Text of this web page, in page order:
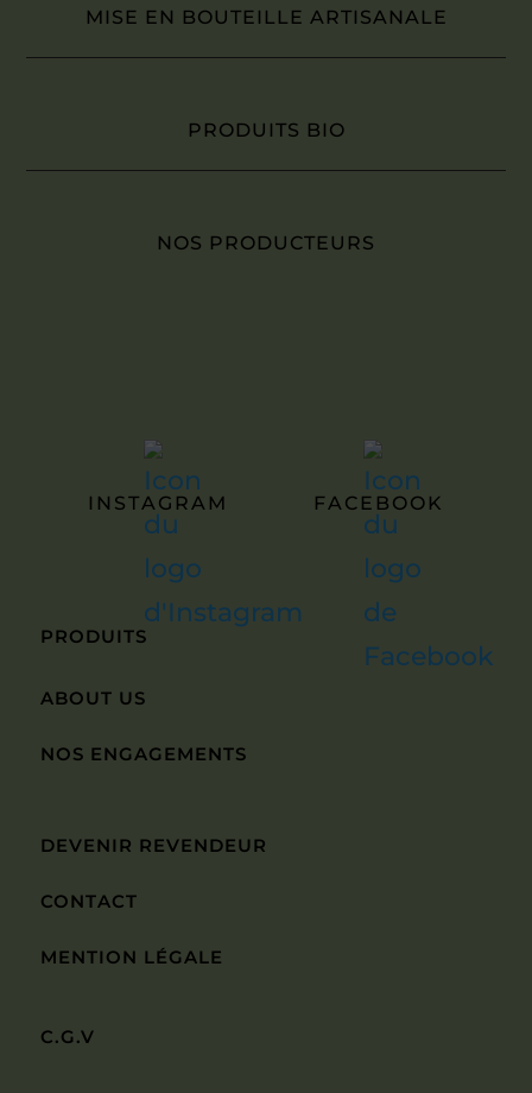
MISE EN BOUTEILLE ARTISANALE
PRODUITS BIO
NOS PRODUCTEURS
PRODUITS
ABOUT US
NOS ENGAGEMENTS
INSTAGRAM FACEBOOK
DEVENIR REVENDEUR
CONTACT
MENTION LÉGALE
C.G.V